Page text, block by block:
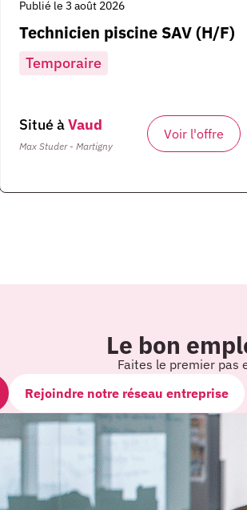
Publié le 3 août 2026
Technicien piscine SAV (H/F)
Temporaire
Situé àVaud
Max Studer - Martigny
Voir l'offre
Le bon
Faites le premier pas
Rejoindre notre réseau entreprise